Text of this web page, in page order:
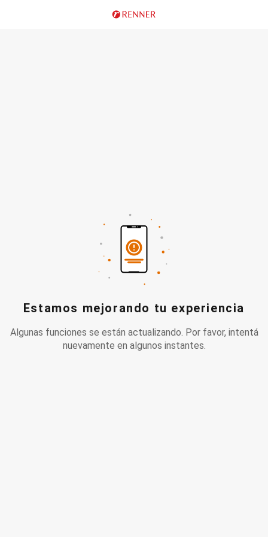
Estamos mejorando tu experiencia
Algunas funciones se están actualizando. Por favor, intentá
nuevamente en algunos instantes.